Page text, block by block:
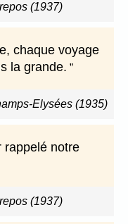
(1937)
chaque voyage
la grande.
Elysées (1935)
rappelé notre
(1937)